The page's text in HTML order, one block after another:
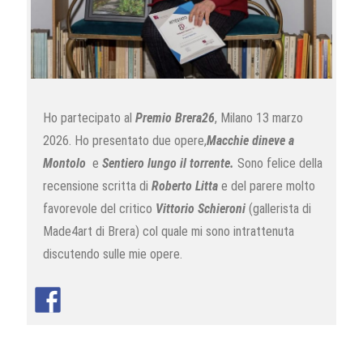
Ho partecipato alPremio Brera26, Milano 13 marzo
2026. Ho presentato due opere,Macchie dineve a
Montolo eSentiero lungo il torrente.Sono felice della
recensione scritta di Roberto Litta e del parere molto
favorevole del critico Vittorio Schieroni (gallerista di
Made4art di Brera) col quale mi sono intrattenuta
discutendo sulle mie opere.